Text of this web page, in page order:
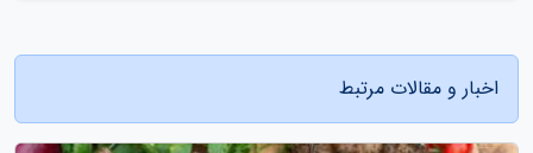
اخبار و مقالات مرتبط